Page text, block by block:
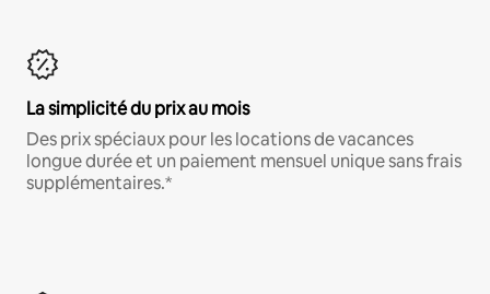
La simplicité du prix au mois
Des prix spéciaux pour les locations de vacances
longue durée et un paiement mensuel unique sans frais
supplémentaires.*